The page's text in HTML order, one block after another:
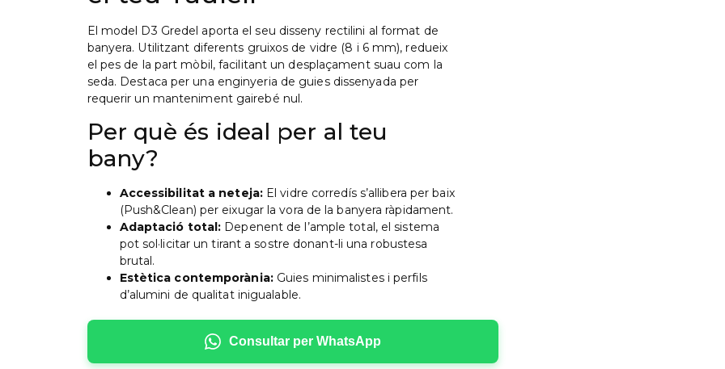
El model D3 Gredel aporta el seu disseny rectilini al format de
banyera. Utilitzant diferents gruixos de vidre (8 i 6 mm), redueix
el pes de la part mòbil, facilitant un desplaçament suau com la
seda. Destaca per una enginyeria de guies dissenyada per
requerir un manteniment gairebé nul.
Per què és ideal per al teu
bany?
Accessibilitat a neteja:El vidre corredís s’allibera per baix
(Push&Clean) per eixugar la vora de la banyera ràpidament.
Adaptació total: Depenent de l’ample total, el sistema
pot sol·licitar un tirant a sostre donant-li una robustesa
brutal.
Estètica contemporània:Guies minimalistes i perfils
d’alumini de qualitat inigualable.
Consultar per WhatsApp